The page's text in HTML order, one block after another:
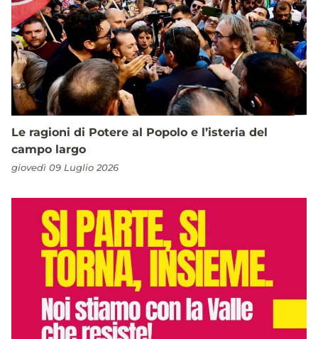
Le ragioni di Potere al Popolo e l’isteria del
campo largo
giovedì 09 Luglio 2026